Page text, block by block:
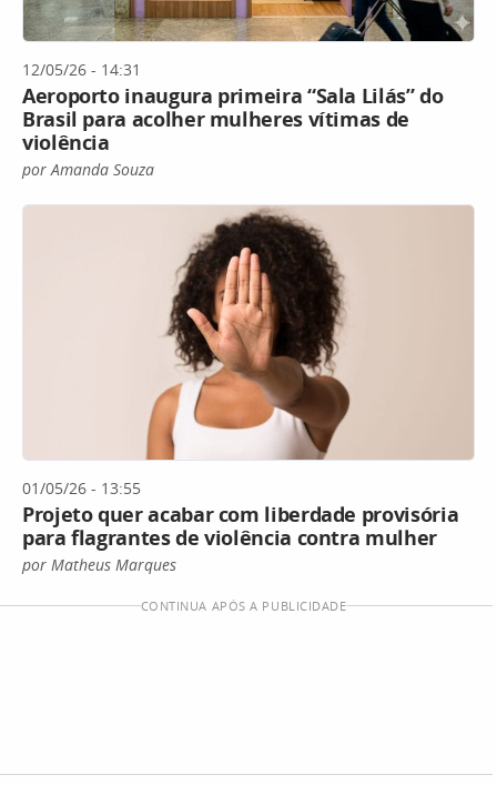
12/05/26 - 14:31
Aeroporto inaugura primeira “Sala Lilás” do
Brasil para acolher mulheres vítimas de
violência
por Amanda Souza
01/05/26 - 13:55
Projeto quer acabar com liberdade provisória
para flagrantes de violência contra mulher
por Matheus Marques
CONTINUA APÓS A PUBLICIDADE